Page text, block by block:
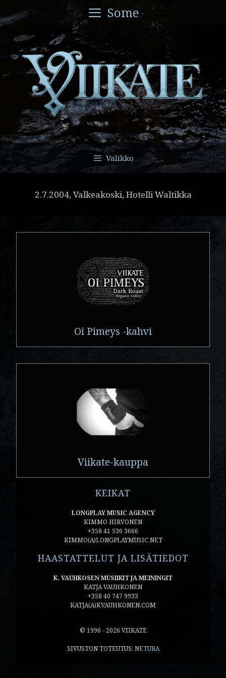
sisältöön
Some
Valikko
2.7.2004, Valkeakoski, Hotelli Waltikka
Oi Pimeys -kahvi
Viikate-kauppa
KEIKAT
LONGPLAY MUSIC AGENCY
KIMMO HIRVONEN
+358 41 536 3666
KIMMO(A)LONGPLAYMUSIC.NET
HAASTATTELUT JA LISÄTIEDOT
K. VAUHKOSEN MUSIIKIT JA MEININGIT
KATJA VAUHKONEN
+358 40 747 9933
KATJA(A)KVAUHKONEN.COM
© 1996 - 2026 VIIKATE
SIVUSTON TOTEUTUS: NETURA